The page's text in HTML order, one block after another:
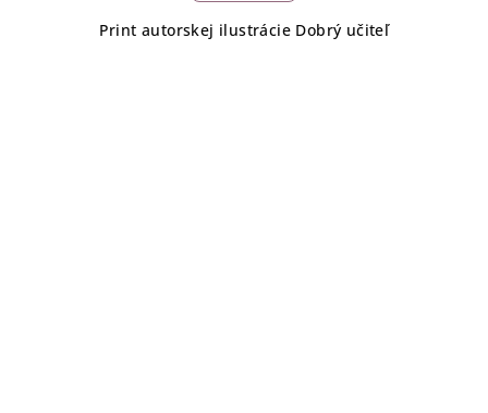
Print autorskej ilustrácie Dobrý učiteľ